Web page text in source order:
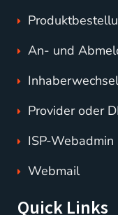
An- und
Inhaberwechsel
Provider oder
ISP-Webadmin
Webmail
Quick Links